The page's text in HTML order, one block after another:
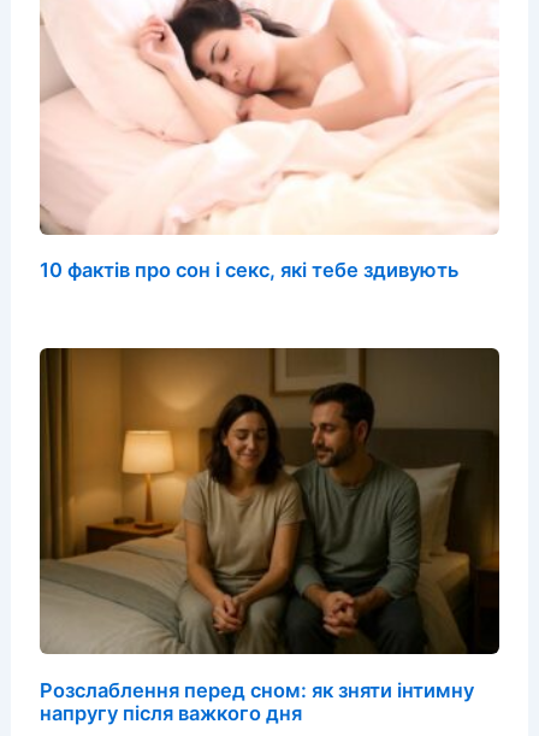
10 фактів про сон і секс, які тебе здивують
Розслаблення перед сном: як зняти інтимну
напругу після важкого дня